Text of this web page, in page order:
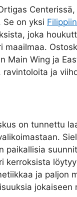
Se on yksi
joka
maailmaa.
Main Wing ja
ravintoloita ja
on tunnettu
paikallisia
kerroksista
ja paljon
jokaiseen